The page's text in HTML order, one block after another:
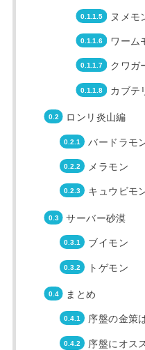
ヌメモ
ワーム
クワガ
カブテ
ロンリ炎山編
バードラモ
メラモン
キュウビモ
サーバー砂漠
ブイモン
トゲモン
まとめ
序盤の金策
序盤にオス